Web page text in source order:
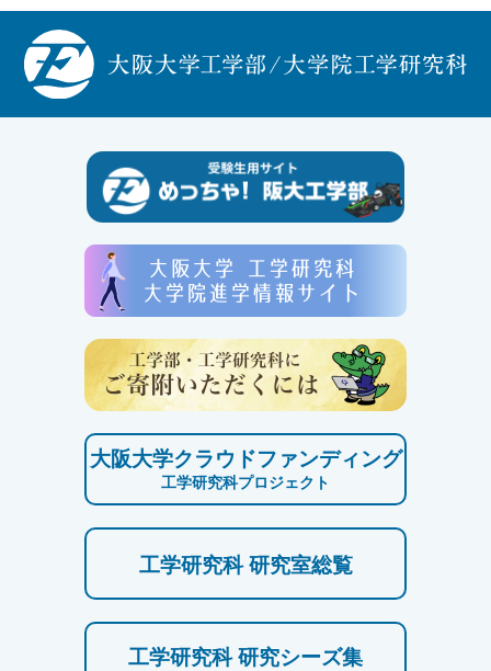
大阪大学クラウドファンディング
工学研究科プロジェクト
工学研究科 研究室総覧
工学研究科 研究シーズ集